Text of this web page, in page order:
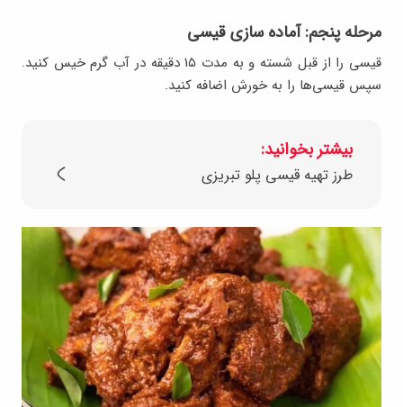
مرحله پنجم: آماده سازی قیسی
قیسی را از قبل شسته و به مدت ۱۵ دقیقه در آب گرم خیس کنید.
سپس قیسی‌ها را به خورش اضافه کنید.
بیشتر بخوانید:
طرز تهیه قیسی پلو تبریزی